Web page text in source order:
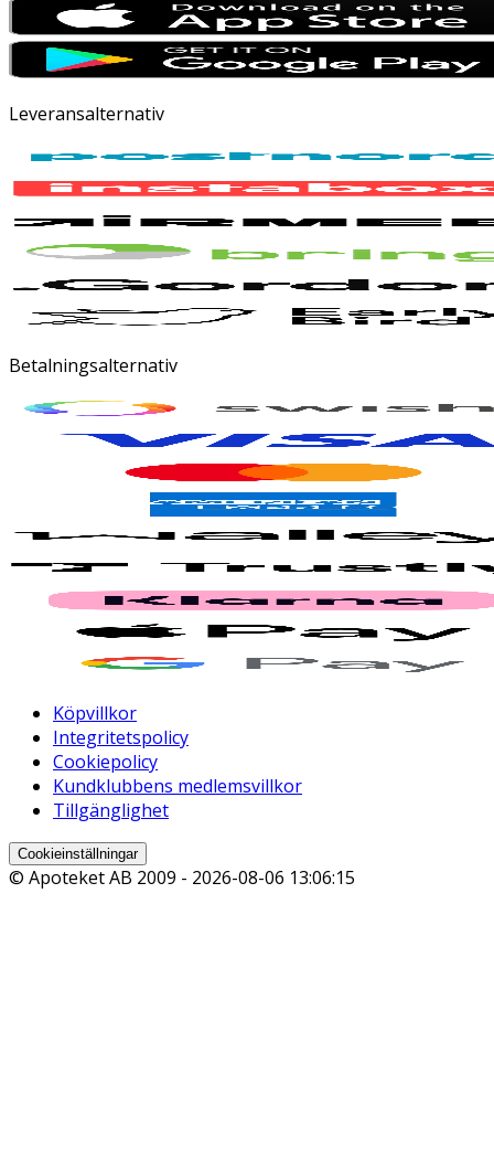
Leveransalternativ
Betalningsalternativ
Köpvillkor
Integritetspolicy
Cookiepolicy
Kundklubbens medlemsvillkor
Tillgänglighet
Cookieinställningar
© Apoteket AB 2009 - 2026-08-06 13:06:15